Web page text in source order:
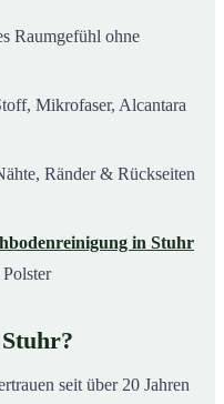
Raumgefühl ohne
Mikrofaser, Alcantara
Ränder & Rückseiten
in Stuhr
seit über 20 Jahren